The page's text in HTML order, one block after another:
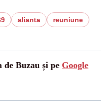
alianta
reuniune
Buzau și pe Google